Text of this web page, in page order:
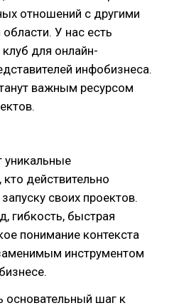
отношений с другими
У нас есть
для онлайн-
инфобизнеса.
важным ресурсом
уникальные
действительно
своих проектов.
гибкость, быстрая
понимание контекста
инструментом
основательный шаг к